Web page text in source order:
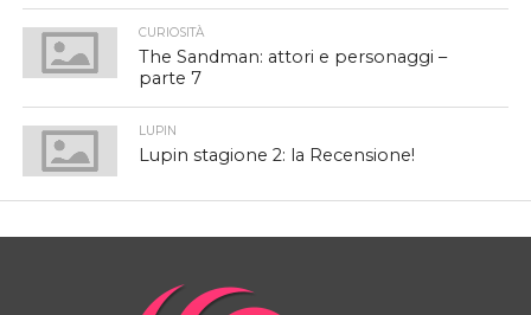
CURIOSITÀ
The Sandman: attori e personaggi –
parte 7
LUPIN
Lupin stagione 2: la Recensione!